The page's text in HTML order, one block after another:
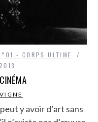
- CORPS ULTIME
y avoir d’art sans